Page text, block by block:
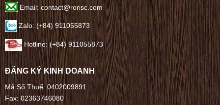
Email: contact@rorisc.com
Zalo: (+84) 911055873
Hotline: (+84) 911055873
ĐĂNG KÝ KINH DOANH
Mã Số Thuế: 0402009891
Fax: 02363746080